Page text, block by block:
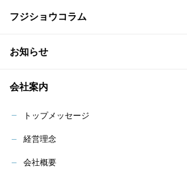
フジショウコラム
お知らせ
会社案内
トップメッセージ
経営理念
会社概要